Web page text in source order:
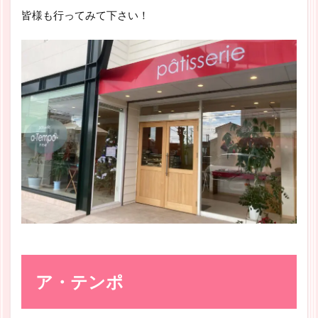
皆様も行ってみて下さい！
ア・テンポ